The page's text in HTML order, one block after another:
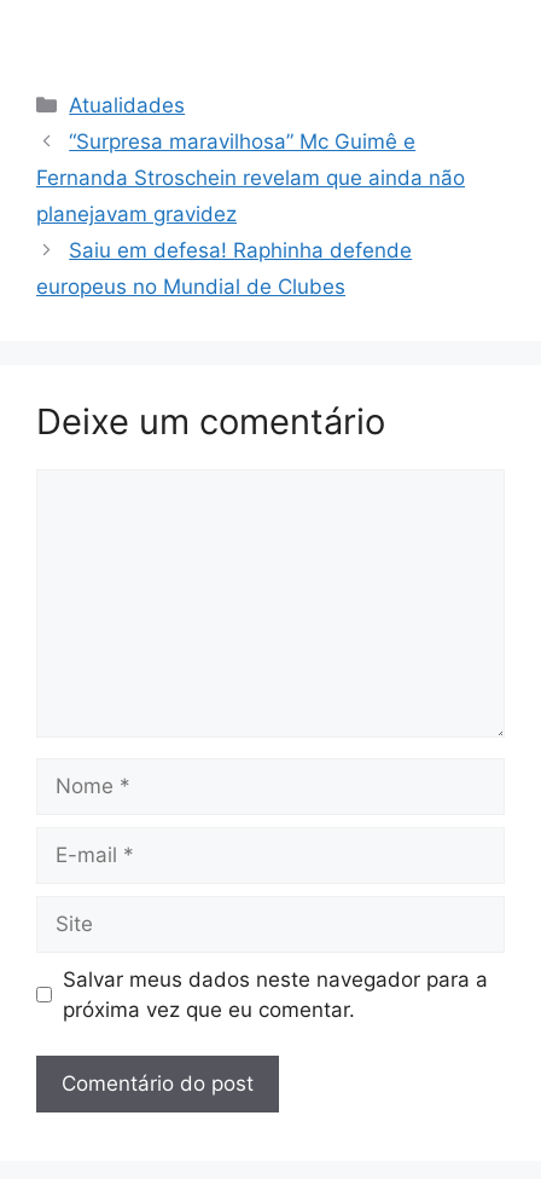
Categorias
Atualidades
“Surpresa maravilhosa” Mc Guimê e
Fernanda Stroschein revelam que ainda não
planejavam gravidez
Saiu em defesa! Raphinha defende
europeus no Mundial de Clubes
Deixe um comentário
mail
Salvar meus dados neste navegador para a
próxima vez que eu comentar.